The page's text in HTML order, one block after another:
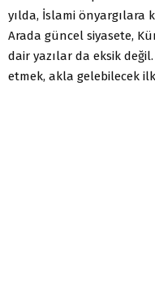
yılda, İslami önyargılara
Arada güncel siyasete,
dair yazılar da eksik
etmek, akla gelebilecek